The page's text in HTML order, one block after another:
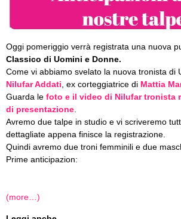
Oggi pomeriggio verrà registrata una nuova
Classico di Uomini e Donne.
Come vi abbiamo svelato la nuova tronista di
Nilufar Addati, ex corteggiatrice di Mattia
Guarda le foto e il video di Nilufar tronista
di presentazione.
Avremo due talpe in studio e vi scriveremo
dettagliate appena finisce la registrazione.
Quindi avremo due troni femminili e due
Prime anticipazion:
(more…)